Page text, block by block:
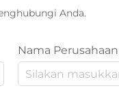
Anda.
Nama Perusahaan